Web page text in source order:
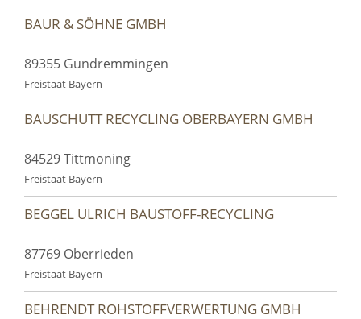
BAUR & SÖHNE GMBH
89355 Gundremmingen
Freistaat Bayern
BAUSCHUTT RECYCLING OBERBAYERN GMBH
84529 Tittmoning
Freistaat Bayern
BEGGEL ULRICH BAUSTOFF-RECYCLING
87769 Oberrieden
Freistaat Bayern
BEHRENDT ROHSTOFFVERWERTUNG GMBH